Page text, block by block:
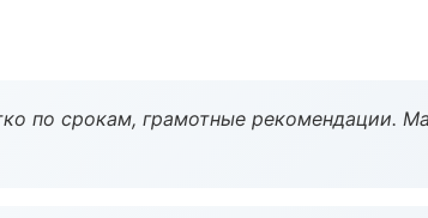
по срокам, грамотные рекомендации.